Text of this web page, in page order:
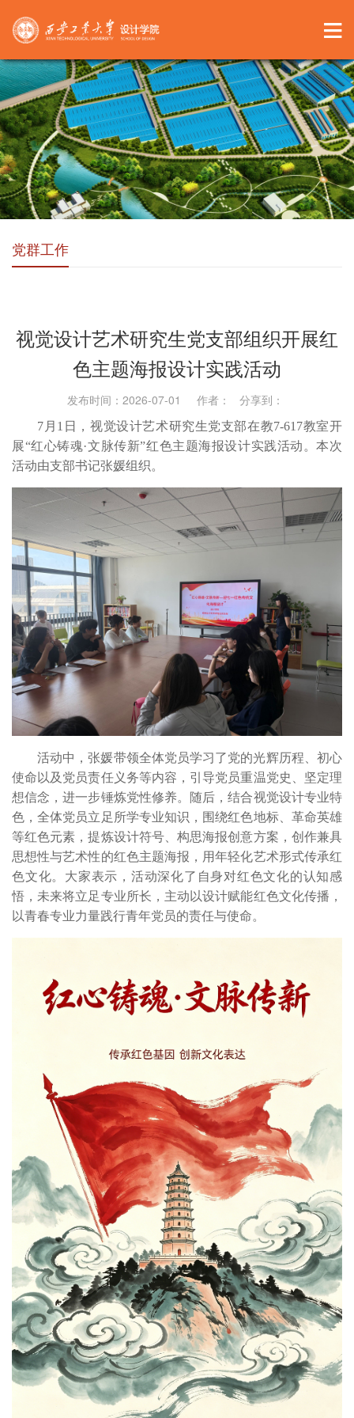
党群工作
视觉设计艺术研究生党支部组织开展红
色主题海报设计实践活动
发布时间：2026-07-01 作者： 分享到：
7月1日，视觉设计艺术研究生党支部在教7-617教室开
展“红心铸魂·文脉传新”红色主题海报设计实践活动。本次
活动由支部书记张媛组织。
活动中，张媛带领全体党员学习了党的光辉历程、初心
使命以及党员责任义务等内容，引导党员重温党史、坚定理
想信念，进一步锤炼党性修养。随后，结合视觉设计专业特
色，全体党员立足所学专业知识，围绕红色地标、革命英雄
等红色元素，提炼设计符号、构思海报创意方案，创作兼具
思想性与艺术性的红色主题海报，用年轻化艺术形式传承红
色文化。大家表示，活动深化了自身对红色文化的认知感
悟，未来将立足专业所长，主动以设计赋能红色文化传播，
以青春专业力量践行青年党员的责任与使命。